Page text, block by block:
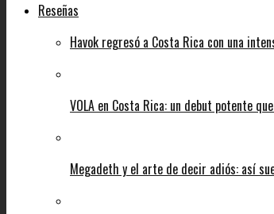
Reseñas
Havok regresó a Costa Rica con una
VOLA en Costa Rica: un debut potente
Megadeth y el arte de decir adiós: así